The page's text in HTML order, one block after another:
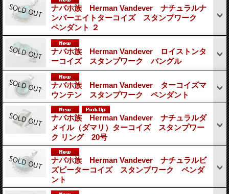
ナバホ族 Herman Vandever ナチュラルナ
ンバーエイトターコイズ スタンプワーク
ペンダント ２
ナバホ族 Herman Vandever ロイストンタ
ーコイズ スタンプワーク バングル
ナバホ族 Herman Vandever ターコイズマ
ウンテン スタンプワーク ペンダント
ナバホ族 Herman Vandever ナチュラルダ
メイル（ダマリ）ターコイズ スタンプワー
ク リング 20号
ナバホ族 Herman Vandever ナチュラルビ
ズビーターコイズ スタンプワーク ペンダ
ント